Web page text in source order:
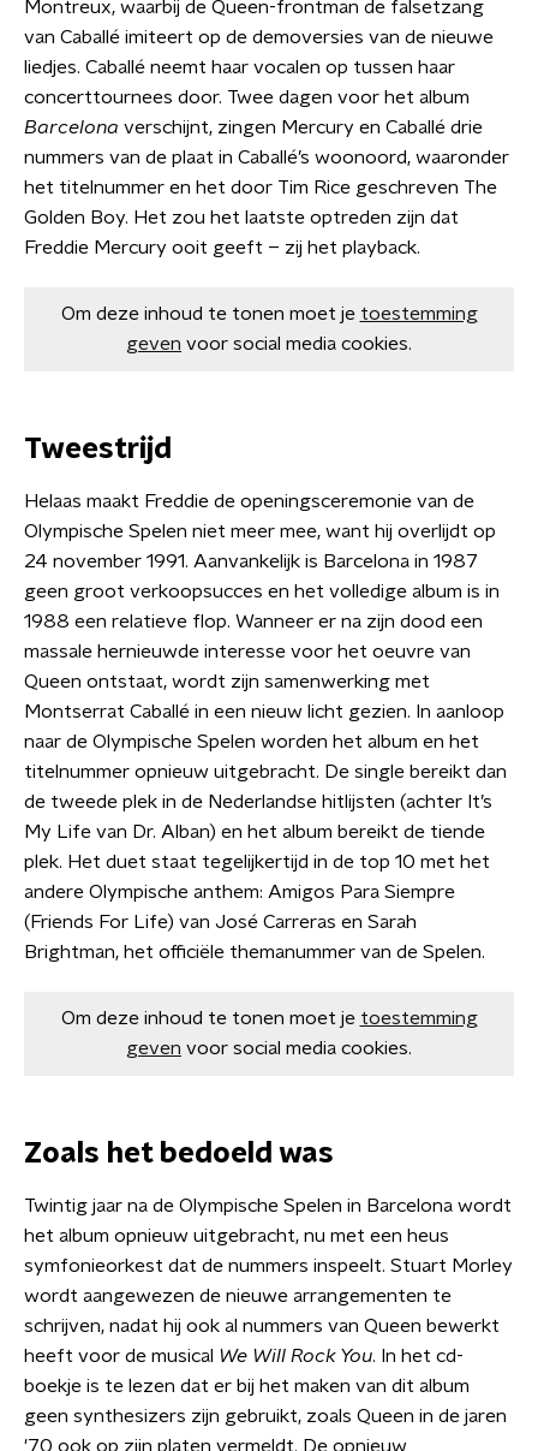
Montreux, waarbij de Queen-frontman de falsetzang
van Caballé imiteert op de demoversies van de nieuwe
liedjes. Caballé neemt haar vocalen op tussen haar
concerttournees door. Twee dagen voor het album
Barcelona verschijnt, zingen Mercury en Caballé drie
nummers van de plaat in Caballé’s woonoord, waaronder
het titelnummer en het door Tim Rice geschreven The
Golden Boy. Het zou het laatste optreden zijn dat
Freddie Mercury ooit geeft – zij het playback.
Om deze inhoud te tonen moet je toestemming
geven voor social media cookies.
Tweestrijd
Helaas maakt Freddie de openingsceremonie van de
Olympische Spelen niet meer mee, want hij overlijdt op
24 november 1991. Aanvankelijk is Barcelona in 1987
geen groot verkoopsucces en het volledige album is in
1988 een relatieve flop. Wanneer er na zijn dood een
massale hernieuwde interesse voor het oeuvre van
Queen ontstaat, wordt zijn samenwerking met
Montserrat Caballé in een nieuw licht gezien. In aanloop
naar de Olympische Spelen worden het album en het
titelnummer opnieuw uitgebracht. De single bereikt dan
de tweede plek in de Nederlandse hitlijsten (achter It’s
My Life van Dr. Alban) en het album bereikt de tiende
plek. Het duet staat tegelijkertijd in de top 10 met het
andere Olympische anthem: Amigos Para Siempre
(Friends For Life) van José Carreras en Sarah
Brightman, het officiële themanummer van de Spelen.
Om deze inhoud te tonen moet je toestemming
geven voor social media cookies.
Zoals het bedoeld was
Twintig jaar na de Olympische Spelen in Barcelona wordt
het album opnieuw uitgebracht, nu met een heus
symfonieorkest dat de nummers inspeelt. Stuart Morley
wordt aangewezen de nieuwe arrangementen te
schrijven, nadat hij ook al nummers van Queen bewerkt
heeft voor de musical We Will Rock You. In het cd-
boekje is te lezen dat er bij het maken van dit album
geen synthesizers zijn gebruikt, zoals Queen in de jaren
'70 ook op zijn platen vermeldt. De opnieuw